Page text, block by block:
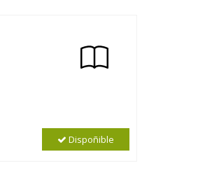
Dispoñible